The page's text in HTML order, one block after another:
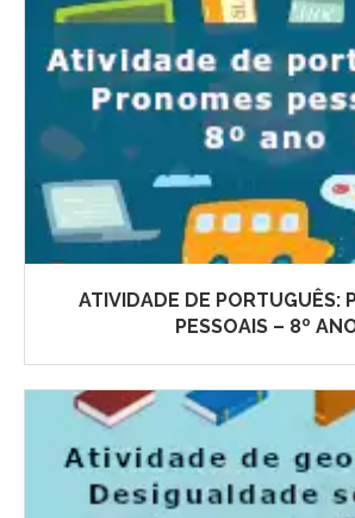
ATIVIDADE DE PORTUGUÊS:
PESSOAIS – 8º